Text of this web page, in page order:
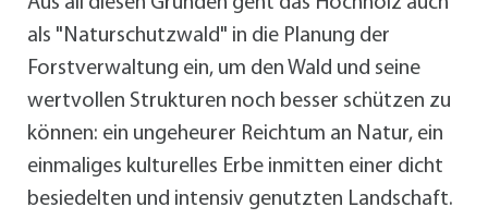
als "Naturschutzwald" in die Planung der
Forstverwaltung ein, um den Wald und seine
wertvollen Strukturen noch besser schützen zu
können: ein ungeheurer Reichtum an Natur, ein
einmaliges kulturelles Erbe inmitten einer dicht
besiedelten und intensiv genutzten Landschaft.